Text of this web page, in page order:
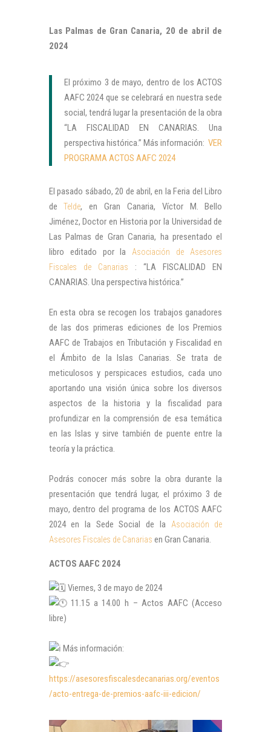
Las Palmas de Gran Canaria, 20 de abril de
2024
El próximo 3 de mayo, dentro de los ACTOS
AAFC 2024 que se celebrará en nuestra sede
social, tendrá lugar la presentación de la obra
“LA FISCALIDAD EN CANARIAS. Una
perspectiva histórica.” Más información:VER
PROGRAMA ACTOS AAFC 2024
El pasado sábado, 20 de abril, en la Feria del Libro
deTelde, en Gran Canaria, Víctor M. Bello
Jiménez, Doctor en Historia por la Universidad de
Las Palmas de Gran Canaria, ha presentado el
libro editado por laAsociación de Asesores
Fiscales de Canarias
: “LA FISCALIDAD EN
CANARIAS. Una perspectiva histórica.”
En esta obra se recogen los trabajos ganadores
de las dos primeras ediciones de los Premios
AAFC de Trabajos en Tributación y Fiscalidad en
el Ámbito de la Islas Canarias. Se trata de
meticulosos y perspicaces estudios, cada uno
aportando una visión única sobre los diversos
aspectos de la historia y la fiscalidad para
profundizar en la comprensión de esa temática
en las Islas y sirve también de puente entre la
teoría y la práctica.
Podrás conocer más sobre la obra durante la
presentación que tendrá lugar, el próximo 3 de
mayo, dentro del programa de los ACTOS AAFC
2024 en la Sede Social de la
Asociación de
Asesores Fiscales de Canarias en Gran Canaria.
ACTOS AAFC 2024
Viernes, 3 de mayo de 2024
11.15 a 14.00 h – Actos AAFC (Acceso
libre)
Más información:
https://asesoresfiscalesdecanarias.org/eventos
/acto-entrega-de-premios-aafc-iii-edicion/